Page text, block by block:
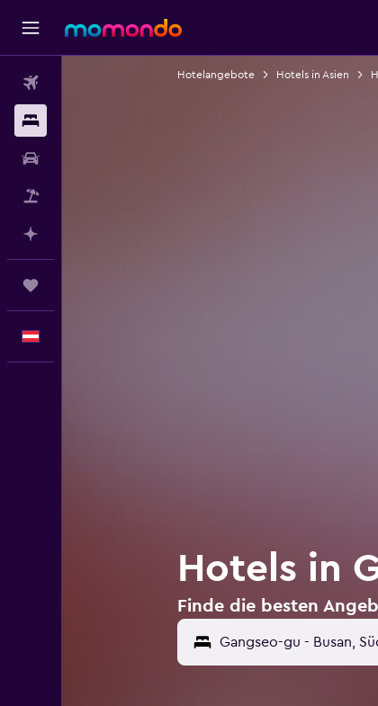
Hotelangebote Hotels in Asien
Hotels in
Finde die besten